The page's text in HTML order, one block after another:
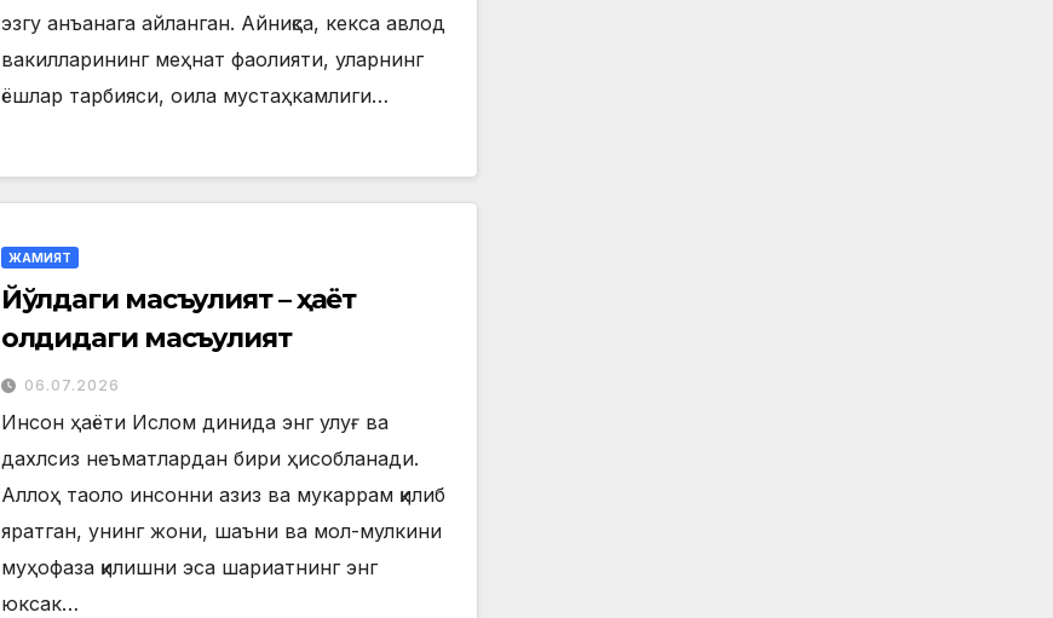
эзгу анъанага айланган. Айниқса, кекса авлод
вакилларининг меҳнат фаолияти, уларнинг
ёшлар тарбияси, оила мустаҳкамлиги…
ЖАМИЯТ
Йўлдаги масъулият – ҳаёт
олдидаги масъулият
06.07.2026
Инсон ҳаёти Ислом динида энг улуғ ва
дахлсиз неъматлардан бири ҳисобланади.
Аллоҳ таоло инсонни азиз ва мукаррам қилиб
яратган, унинг жони, шаъни ва мол-мулкини
муҳофаза қилишни эса шариатнинг энг
юксак…